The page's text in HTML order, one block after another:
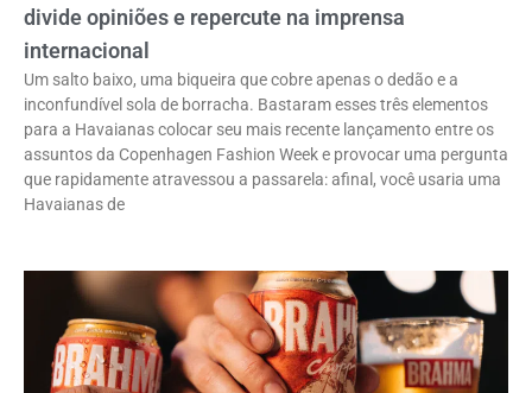
divide opiniões e repercute na imprensa
internacional
Um salto baixo, uma biqueira que cobre apenas o dedão e a
inconfundível sola de borracha. Bastaram esses três elementos
para a Havaianas colocar seu mais recente lançamento entre os
assuntos da Copenhagen Fashion Week e provocar uma pergunta
que rapidamente atravessou a passarela: afinal, você usaria uma
Havaianas de